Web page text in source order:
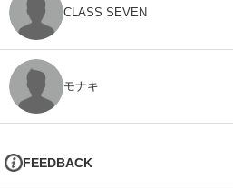
CLASS SEVEN
モナキ
FEEDBACK